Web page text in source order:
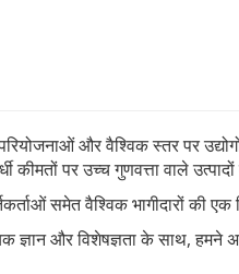
और वैश्विक स्तर पर
पर उच्च गुणवत्ता वाले
समेत वैश्विक भागीदारों
ज्ञान और विशेषज्ञता के साथ,